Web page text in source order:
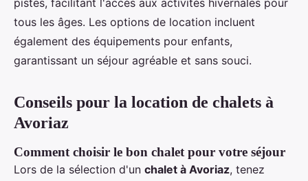
pistes, facilitant l'accès aux activités hivernales pour
tous les âges. Les options de location incluent
également des équipements pour enfants,
garantissant un séjour agréable et sans souci.
Conseils pour la location de chalets à
Avoriaz
Comment choisir le bon chalet pour votre séjour
Lors de la sélection d'un chalet à Avoriaz, tenez